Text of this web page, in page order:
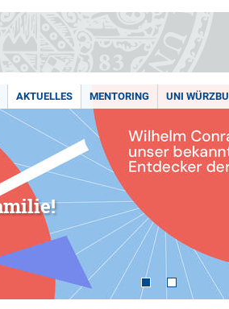
AKTUELLES MENTORING UNI